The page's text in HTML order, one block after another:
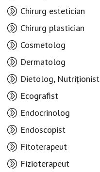
Chirurg estetician
Chirurg plastician
Cosmetolog
Dermatolog
Dietolog, Nutriționist
Ecografist
Endocrinolog
Endoscopist
Fitoterapeut
Fizioterapeut